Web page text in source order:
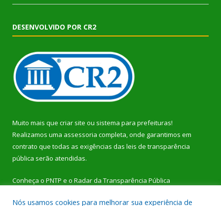
DESENVOLVIDO POR CR2
Muito mais que criar site ou sistema para prefeituras!
Realizamos uma assessoria completa, onde garantimos em
contrato que todas as exigências das leis de transparência
pública serão atendidas.
Conheça o PNTP e o Radar da Transparência Pública
Nós usamos cookies para melhorar sua experiência de